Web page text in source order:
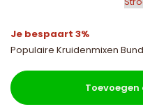
Je bespaart 3%
Populaire Kruidenmixen